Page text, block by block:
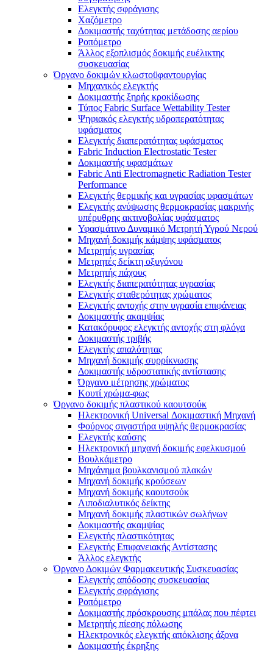
Ελεγκτής σφράγισης
Χαζόμετρο
Δοκιμαστής ταχύτητας μετάδοσης αερίου
Ροπόμετρο
Άλλος εξοπλισμός δοκιμής ευέλικτης
συσκευασίας
Όργανο δοκιμών κλωστοϋφαντουργίας
Μηχανικός ελεγκτής
Δοκιμαστής ξηρής κροκίδωσης
Τύπος Fabric Surface Wettability Tester
Ψηφιακός ελεγκτής υδροπερατότητας
υφάσματος
Ελεγκτής διαπερατότητας υφάσματος
Fabric Induction Electrostatic Tester
Δοκιμαστής υφασμάτων
Fabric Anti Electromagnetic Radiation Tester
Performance
Ελεγκτής θερμικής και υγρασίας υφασμάτων
Ελεγκτής ανύψωσης θερμοκρασίας μακρινής
υπέρυθρης ακτινοβολίας υφάσματος
Υφασμάτινο Δυναμικό Μετρητή Υγρού Νερού
Μηχανή δοκιμής κάμψης υφάσματος
Μετρητής υγρασίας
Μετρητές δείκτη οξυγόνου
Μετρητής πάχους
Ελεγκτής διαπερατότητας υγρασίας
Ελεγκτής σταθερότητας χρώματος
Ελεγκτής αντοχής στην υγρασία επιφάνειας
Δοκιμαστής ακαμψίας
Κατακόρυφος ελεγκτής αντοχής στη φλόγα
Δοκιμαστής τριβής
Ελεγκτής απαλότητας
Μηχανή δοκιμής συρρίκνωσης
Δοκιμαστής υδροστατικής αντίστασης
Όργανο μέτρησης χρώματος
Κουτί χρώμα-φως
Όργανο δοκιμής πλαστικού καουτσούκ
Ηλεκτρονική Universal Δοκιμαστική Μηχανή
Φούρνος σιγαστήρα υψηλής θερμοκρασίας
Ελεγκτής καύσης
Ηλεκτρονική μηχανή δοκιμής εφελκυσμού
Βουλκάμετρο
Μηχάνημα βουλκανισμού πλακών
Μηχανή δοκιμής κρούσεων
Μηχανή δοκιμής καουτσούκ
Λιποδιαλυτικός δείκτης
Μηχανή δοκιμής πλαστικών σωλήνων
Δοκιμαστής ακαμψίας
Ελεγκτής πλαστικότητας
Ελεγκτής Επιφανειακής Αντίστασης
Άλλος ελεγκτής
Όργανο Δοκιμών Φαρμακευτικής Συσκευασίας
Ελεγκτής απόδοσης συσκευασίας
Ελεγκτής σφράγισης
Ροπόμετρο
Δοκιμαστής πρόσκρουσης μπάλας που πέφτει
Μετρητής πίεσης πόλωσης
Ηλεκτρονικός ελεγκτής απόκλισης άξονα
Δοκιμαστής έκρηξης